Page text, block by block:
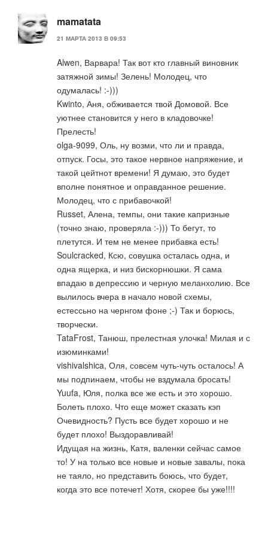
mamatata
21 МАРТА 2013 В 09:53
Alwen, Варвара! Так вот кто главный виновник
затяжной зимы! Зелень! Молодец, что
одумалась! :-)))
Kwinto, Аня, обживается твой Домовой. Все
уютнее становится у него в кладовочке!
Прелесть!
olga-9099, Оль, ну возми, что ли и правда,
отпуск. Госы, это такое нервное напряжение, и
такой цейтнот времени! Я думаю, это будет
вполне понятное и оправданное решение.
Молодец, что с прибавочкой!
Russet, Алена, темпы, они такие капризные
(точно знаю, проверяла :-))) То бегут, то
плетутся. И тем не менее прибавка есть!
Soulcracked, Ксю, совушка осталась одна, и
одна ящерка, и низ бискорнюшки. Я сама
впадаю в депрессию и черную меланхолию. Все
вылилось вчера в начало новой схемы,
естессьно на чернгом фоне ;-) Так и борюсь,
творчески.
TataFrost, Танюш, прелестная улочка! Милая и с
изюминками!
vishivalshica, Оля, совсем чуть-чуть осталось! А
мы подпинаем, чтобы не вздумала бросать!
Yuufa, Юля, полка все же есть и это хорошо.
Болеть плохо. Что еще может сказать кэп
Очевидность? Пусть все будет хорошо и не
будет плохо! Выздоравливай!
Идущая на жизнь, Катя, валенки сейчас самое
то! У на только все новые и новые завалы, пока
не таяло, но представить боюсь, что будет,
когда это все потечет! Хотя, скорее бы уже!!!!